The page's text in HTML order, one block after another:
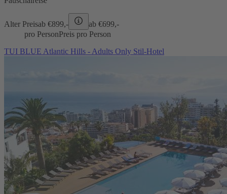
Alter Preisab €899,- ab €699,-
pro PersonPreis pro Person
TUI BLUE Atlantic Hills - Adults Only Stil-Hotel